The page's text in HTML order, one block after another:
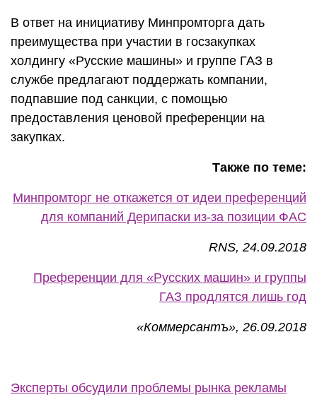
В ответ на инициативу Минпромторга дать
преимущества при участии в госзакупках
холдингу «Русские машины» и группе ГАЗ в
службе предлагают поддержать компании,
подпавшие под санкции, с помощью
предоставления ценовой преференции на
закупках.
Также по теме:
Минпромторг не откажется от идеи преференций
для компаний Дерипаски из-за позиции ФАС
RNS, 24.09.2018
Преференции для «Русских машин» и группы
ГАЗ продлятся лишь год
«Коммерсантъ», 26.09.2018
Эксперты обсудили проблемы рынка рекламы